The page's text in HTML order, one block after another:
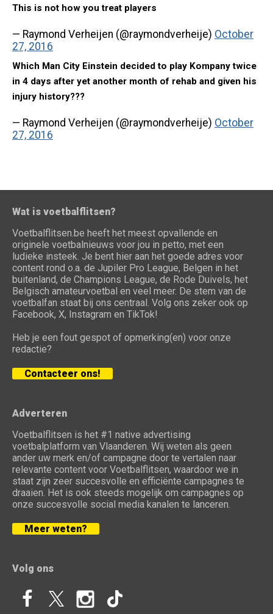
This is not how you treat players
— Raymond Verheijen (@raymondverheije) October
27, 2016
Which Man City Einstein decided to play Kompany twice
in 4 days after yet another month of rehab and given his
injury history???
— Raymond Verheijen (@raymondverheije) October
27, 2016
Wat is voetbalflitsen?
Voetbalflitsen.be heeft het meest opvallende en
originele voetbalnieuws voor jou in petto, met een
ludieke insteek. Je bent hier aan het goede adres voor
content rond o.a. de Jupiler Pro League, Belgen in het
buitenland, de Champions League, de Rode Duivels, het
Belgisch amateurvoetbal en veel meer. De stem van de
voetbalfan staat bij ons centraal. Volg ons zeker ook op
Facebook, X, Instagram en TikTok!
Heb je een fout gespot of opmerking(en) voor onze
redactie?
Contacteer ons!
Adverteren
Voetbalflitsen is het #1 native advertising
voetbalplatform van Vlaanderen. Wij weten als geen
ander uw merk en/of campagne door te vertalen naar
relevante content voor Voetbalflitsen, waardoor we in
staat zijn zeer succesvolle en efficiënte campagnes te
draaien. Het is ook steeds mogelijk om campagnes op
onze succesvolle social media kanalen te lanceren.
Meer weten?
Volg ons